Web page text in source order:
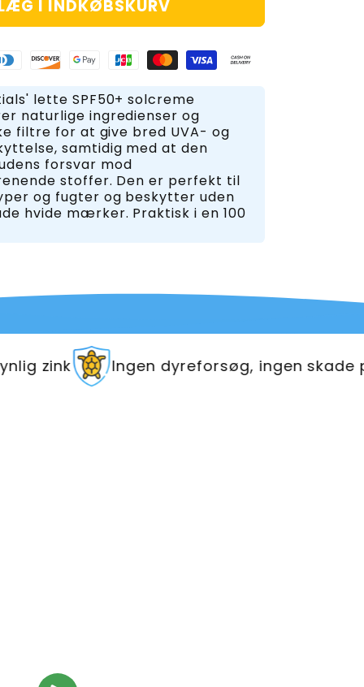
I INDKØBSKURV
lette SPF50+ solcreme
naturlige ingredienser og
filtre for at give bred UVA- og
samtidig med at den
forsvar mod
stoffer. Den er perfekt til
og fugter og beskytter uden
hvide mærker. Praktisk i en 100
Ingen dyreforsøg, ingen skade på livet